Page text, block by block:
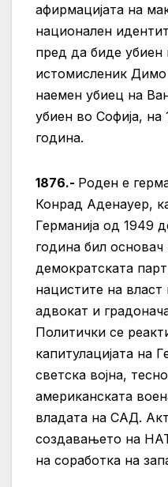
афирмацијата на
национален
пред да биде убиен
истомисленик
наемен убиец на
убиен во Софија, на
година.
1876.- Роден е
Конрад Аденауер,
Германија од 1949
година бил основач
демократската
нацистите на власт
адвокат и
Политички се
капитулацијата на
светска војна,
американската
владата на САД.
создавањето на
на соработка на